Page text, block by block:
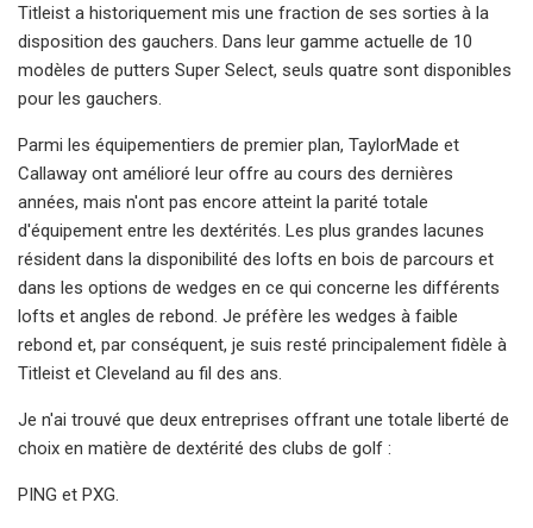
Titleist a historiquement mis une fraction de ses sorties à la
disposition des gauchers. Dans leur gamme actuelle de 10
modèles de putters Super Select, seuls quatre sont disponibles
pour les gauchers.
Parmi les équipementiers de premier plan, TaylorMade et
Callaway ont amélioré leur offre au cours des dernières
années, mais n'ont pas encore atteint la parité totale
d'équipement entre les dextérités. Les plus grandes lacunes
résident dans la disponibilité des lofts en bois de parcours et
dans les options de wedges en ce qui concerne les différents
lofts et angles de rebond. Je préfère les wedges à faible
rebond et, par conséquent, je suis resté principalement fidèle à
Titleist et Cleveland au fil des ans.
Je n'ai trouvé que deux entreprises offrant une totale liberté de
choix en matière de dextérité des clubs de golf :
PING et PXG.